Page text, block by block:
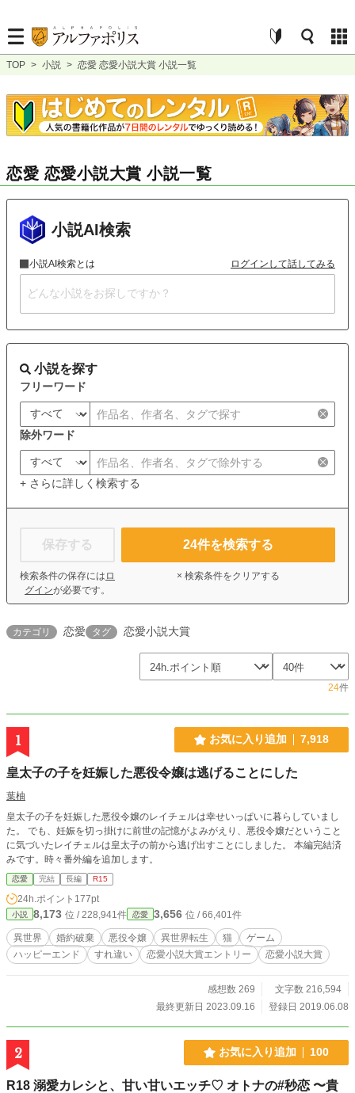
TOP > 小説 > 恋愛 恋愛小説大賞 小説一覧
恋愛 恋愛小説大賞 小説一覧
小説AI検索
小説AI検索とは ログインして話してみる
小説を探す
フリーワード
除外ワード
+ さらに詳しく検索する
保存する
検索条件の保存には ロ
グインが必要です。
24件を検索する
× 検索条件をクリアする
カテゴリ 恋愛 タグ 恋愛小説大賞
24件
1 お気に入り追加 7,918
皇太子の子を妊娠した悪役令嬢は逃げることにした
葉柚
皇太子の子を妊娠した悪役令嬢のレイチェルは幸せいっぱいに暮らしていまし
た。 でも、妊娠を切っ掛けに前世の記憶がよみがえり、悪役令嬢だということ
に気づいたレイチェルは皇太子の前から逃げ出すことにしました。 本編完結済
みです。時々番外編を追加します。
恋愛 完結 長編 R15
24h.ポイント 177pt
小説 8,173 位 / 228,941件 恋愛 3,656 位 / 66,401件
異世界 婚約破棄 悪役令嬢 異世界転生 猫
ゲーム
ハッピーエンド
すれ違い 恋愛小説大賞エントリー 恋愛小説大賞
感想数 269
文字数 216,594
最終更新日 2023.09.16
登録日 2019.06.08
2 お気に入り追加 100
R18 溺愛カレシと、甘い甘いエッチ♡ オトナの#秒恋 〜貴